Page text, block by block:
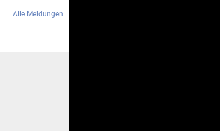
Alle Meldungen